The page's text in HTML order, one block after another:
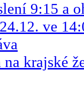
9:15 a
ve
krajské